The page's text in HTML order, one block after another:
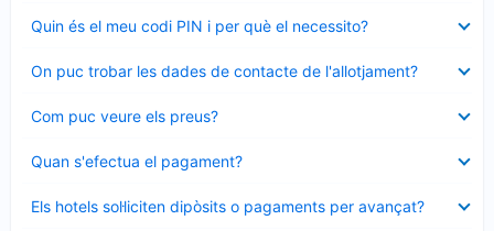
Quin és el meu codi PIN i per què el necessito?
tancat
On puc trobar les dades de contacte de l'allotjament?
tancat
Com puc veure els preus?
tancat
Quan s'efectua el pagament?
tancat
Els hotels sol·liciten dipòsits o pagaments per avançat?
tancat